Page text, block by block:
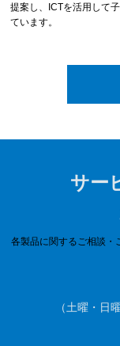
提案し、ICTを活用して
ています。
サー
各製品に関するご相談・
（土曜・日